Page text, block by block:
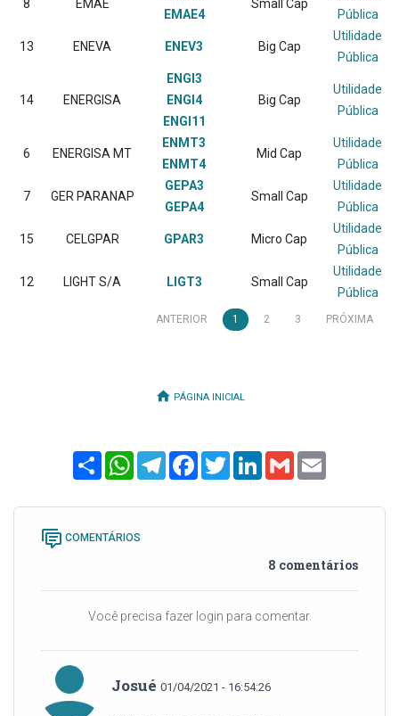
8 EMAE
EMAE4
Small Cap
Pública
13 ENEVA ENEV3 Big Cap
Utilidade
Pública
14 ENERGISA
ENGI3
ENGI4
ENGI11
Big Cap
Utilidade
Pública
6 ENERGISA MT
ENMT3
ENMT4
Mid Cap
Utilidade
Pública
7 GER PARANAP
GEPA3
GEPA4
Small Cap
Utilidade
Pública
15 CELGPAR GPAR3 Micro Cap
Utilidade
Pública
12 LIGHT S/A LIGT3 Small Cap
Utilidade
Pública
ANTERIOR 1 2 3 PRÓXIMA
PÁGINA INICIAL
ShareWhatsAppTelegramFacebook
TwitterLinkedInGmail
COMENTÁRIOS
8 comentários
Você precisa fazer login para comentar.
Josué 01/04/2021 - 16:54:26